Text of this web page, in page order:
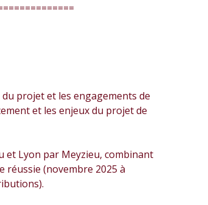
projet et les engagements de
et les enjeux du projet de
et Lyon par Meyzieu, combinant
réussie (novembre 2025 à